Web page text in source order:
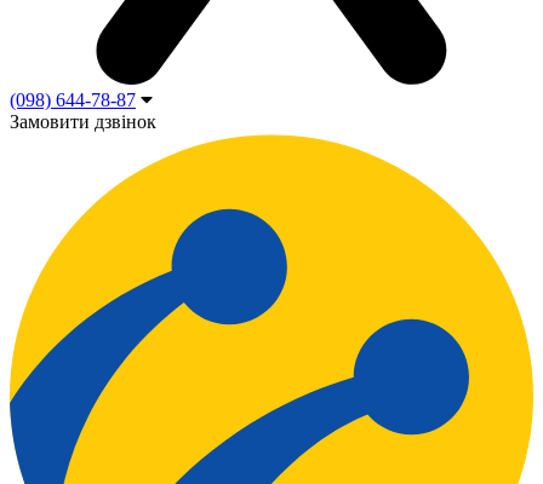
(098) 644-78-87
Замовити дзвінок